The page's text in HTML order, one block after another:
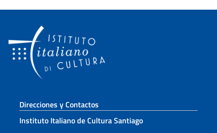
Sezione footer
Direcciones y Contactos
Instituto Italiano de Cultura Santiago